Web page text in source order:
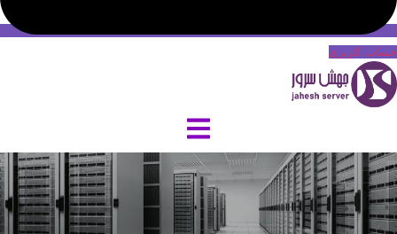
حساب کاربری